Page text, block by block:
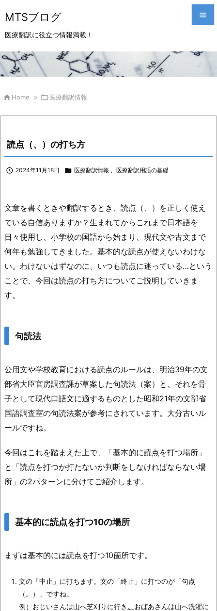
MTSブログ
医療翻訳に役立つ情報満載！


 Home > 医療翻訳情報
読点（、）の打ち方
 2024年11月18日  医療翻訳情報 , 医療翻訳用語の基礎
文章を書くときや翻訳するとき、読点（、）を正しく使え
ている自信ありますか？生まれてからこれまで日本語を
日々使用し、小学校の国語から始まり、現代文や古文まで
何年も勉強してきました。基本的な読点が使えないわけな
い。わけないはずなのに、いつも読点に迷っている…という
ことで、今回は読点の打ち方についてご説明していきま
す。
句読法
公用文や学校教育における読点のルールは、明治39年の文
部省大臣官房調査課が草案した句読法（案）と、それを骨
子として現代口語文に適するものとした昭和21年の文部省
国語調査室の句読法案が参考にされています。大分古いル
ールですね。
今回はこれを踏まえた上で、「基本的に読点を打つ場所」
と「読点を打つか打たないか判断をしなければならない場
所」の2パターンに分けてご紹介します。
基本的に読点を打つ10の場所
まずは基本的には読点を打つ10箇所です。
文の「中止」に打ちます。文の「終止」に打つのが「句点
（。）」ですね。
例）おじいさんは山へ芝刈りに行き 、 おばあさんは山へ洗濯に